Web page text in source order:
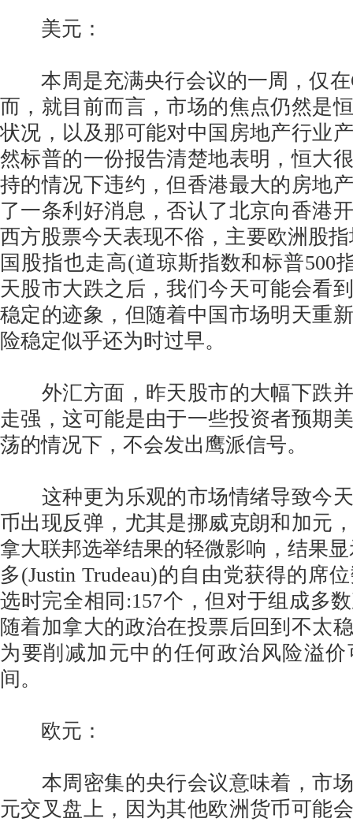
美元：
本周是充满央行会议的一周，仅在
而，就目前而言，市场的焦点仍然是
状况，以及那可能对中国房地产行业
然标普的一份报告清楚地表明，恒大
持的情况下违约，但香港最大的房地
了一条利好消息，否认了北京向香港
西方股票今天表现不俗，主要欧洲股
国股指也走高(道琼斯指数和标普500
天股市大跌之后，我们今天可能会看
稳定的迹象，但随着中国市场明天重
险稳定似乎还为时过早。
外汇方面，昨天股市的大幅下跌并
走强，这可能是由于一些投资者预期
荡的情况下，不会发出鹰派信号。
这种更为乐观的市场情绪导致今天
币出现反弹，尤其是挪威克朗和加元
拿大联邦选举结果的轻微影响，结果
多(Justin Trudeau)的自由党获得的席
选时完全相同:157个，但对于组成多
随着加拿大的政治在投票后回到不太
为要削减加元中的任何政治风险溢
间。
欧元：
本周密集的央行会议意味着，市场
元交叉盘上，因为其他欧洲货币可能